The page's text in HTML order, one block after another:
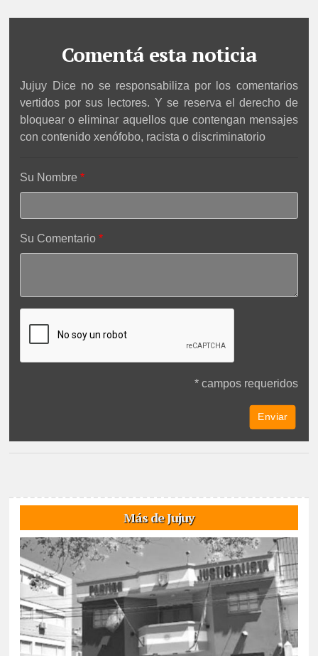
Comentá esta noticia
Jujuy Dice no se responsabiliza por los comentarios
vertidos por sus lectores. Y se reserva el derecho de
bloquear o eliminar aquellos que contengan mensajes
con contenido xenófobo, racista o discriminatorio
Su Nombre
Su Comentario
* campos requeridos
Más de Jujuy
08/08/2026 El cronograma electoral suspendido, el juez Hansen